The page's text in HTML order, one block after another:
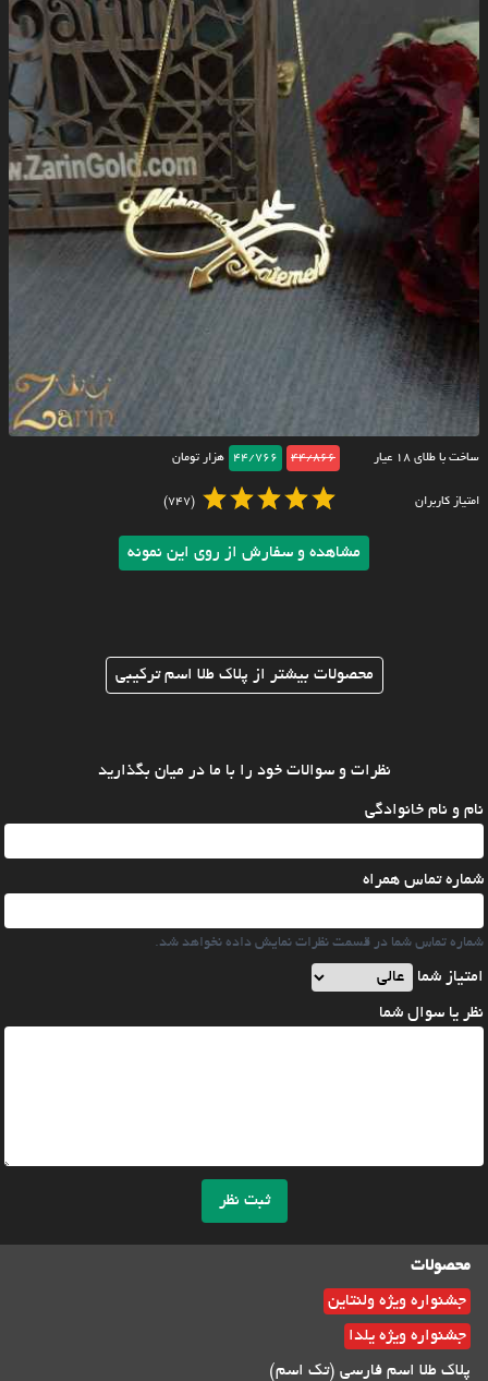
ساخت با طلای ۱۸ عیار 44/866
44/766 هزار تومان
امتیاز کاربران (747)
مشاهده و سفارش از روی این نمونه
محصولات بیشتر از پلاک طلا اسم ترکیبی
نظرات و سوالات خود را با ما در میان بگذارید
نام و نام خانوادگی
شماره تماس همراه
شماره تماس شما در قسمت نظرات نمایش داده نخواهد شد.
امتیاز شما
نظر یا سوال شما
ثبت نظر
محصولات
جشنواره ویژه ولنتاین
جشنواره ویژه یلدا
پلاک طلا اسم فارسی (تک اسم)